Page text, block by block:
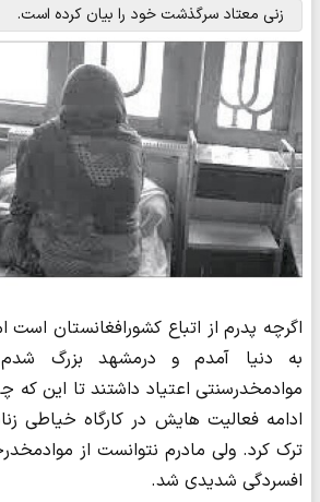
زنی معتاد سرگذشت خود را بیان کرده است.
اگرچه پدرم از اتباع کشورافغانستان است
به دنیا آمدم و درمشهد بزرگ
موادمخدرسنتی اعتیاد داشتند تا این که
ادامه فعالیت هایش در کارگاه خیاطی
ترک کرد. ولی مادرم نتوانست از
افسردگی شدیدی شد.